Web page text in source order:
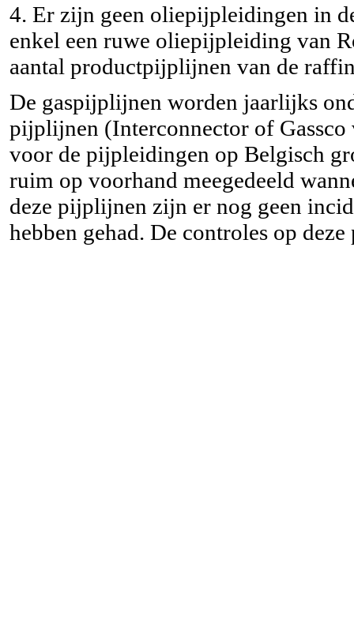
4. Er zijn geen oliepijpleidingen in
enkel een ruwe oliepijpleiding van
aantal productpijplijnen van de
De gaspijplijnen worden jaarlijks
pijplijnen (Interconnector of
voor de pijpleidingen op Belgisch
ruim op voorhand meegedeeld
deze pijplijnen zijn er nog geen
hebben gehad. De controles op